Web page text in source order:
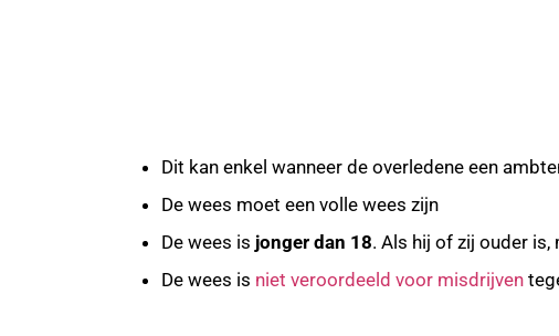
Dit kan enkel wanneer de overledene een
De wees moet een volle wees zijn
De wees is jonger dan 18. Als hij of zij ouder
De wees is niet veroordeeld voor misdrijven